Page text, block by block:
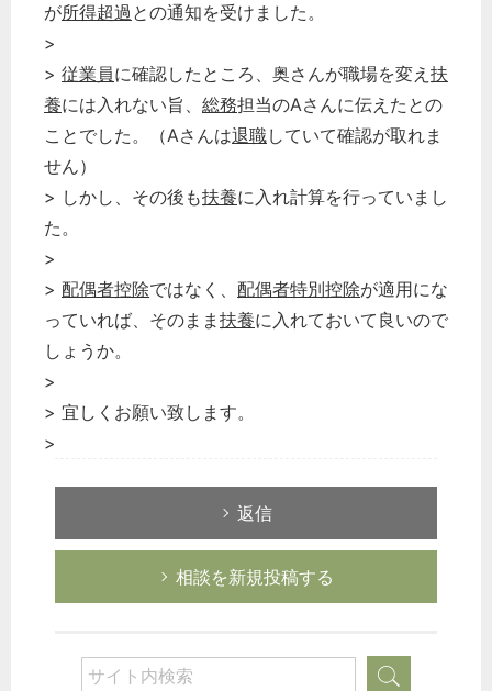
が所得超過 との通知を受けました。
>
> 従業員に確認したところ、奥さんが職場を変え 扶
養には入れない旨、 総務担当のAさんに伝えたとの
ことでした。（Aさんは退職していて確認が取れま
せん）
> しかし、その後も扶養に入れ計算を行っていまし
た。
>
> 配偶者控除ではなく、 配偶者特別控除が適用にな
っていれば、そのまま 扶養に入れておいて良いので
しょうか。
>
> 宜しくお願い致します。
>
返信
相談を新規投稿する